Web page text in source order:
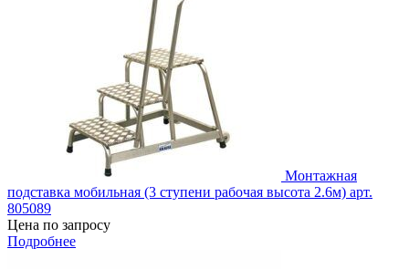
Монтажная
подставка мобильная (3 ступени рабочая высота 2.6м) арт.
805089
Цена по запросу
Подробнее